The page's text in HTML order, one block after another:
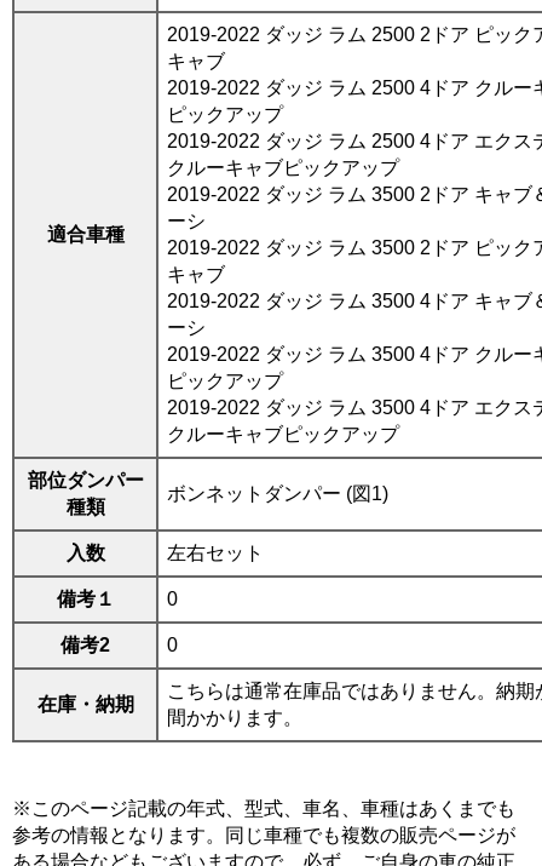
適合車種
2019-2022 ダッジ ラム 2500 2ドア ピック
キャブ
2019-2022 ダッジ ラム 2500 4ドア クルー
ピックアップ
2019-2022 ダッジ ラム 2500 4ドア エクス
クルーキャブピックアップ
2019-2022 ダッジ ラム 3500 2ドア キャブ
ーシ
2019-2022 ダッジ ラム 3500 2ドア ピック
キャブ
2019-2022 ダッジ ラム 3500 4ドア キャブ
ーシ
2019-2022 ダッジ ラム 3500 4ドア クルー
ピックアップ
2019-2022 ダッジ ラム 3500 4ドア エクス
クルーキャブピックアップ
部位ダンパー
種類
ボンネットダンパー (図1)
入数 左右セット
備考１ 0
備考2 0
在庫・納期
こちらは通常在庫品ではありません。納期
間かかります。
※このページ記載の年式、型式、車名、車種はあくまでも
参考の情報となります。同じ車種でも複数の販売ページが
ある場合などもございますので、必ず、ご自身の車の純正